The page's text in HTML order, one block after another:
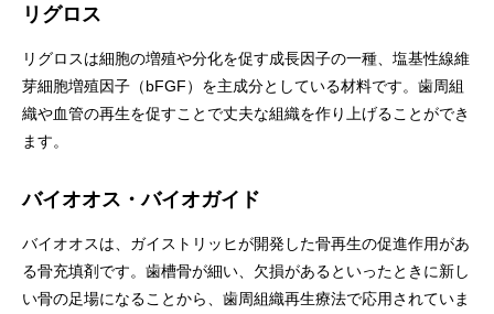
リグロス
リグロスは細胞の増殖や分化を促す成長因子の一種、塩基性線維
芽細胞増殖因子（bFGF）を主成分としている材料です。歯周組
織や血管の再生を促すことで丈夫な組織を作り上げることができ
ます。
バイオオス・バイオガイド
バイオオスは、ガイストリッヒが開発した骨再生の促進作用があ
る骨充填剤です。歯槽骨が細い、欠損があるといったときに新し
い骨の足場になることから、歯周組織再生療法で応用されていま